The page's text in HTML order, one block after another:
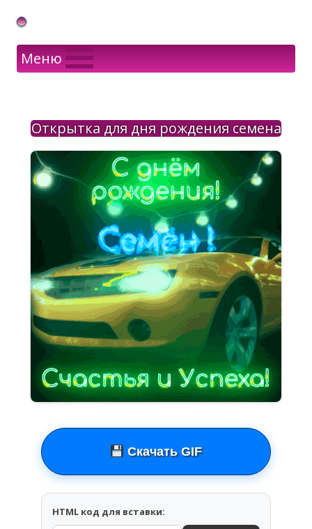
Gif Открытки в подарок
Меню
Открытка для дня рождения семена
Скачать GIF
HTML код для вставки: